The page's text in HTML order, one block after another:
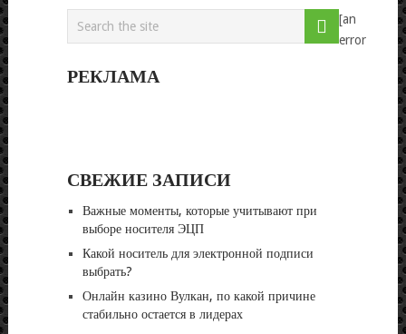
РЕКЛАМА
СВЕЖИЕ ЗАПИСИ
Важные моменты, которые учитывают при
выборе носителя ЭЦП
Какой носитель для электронной подписи
выбрать?
Онлайн казино Вулкан, по какой причине
стабильно остается в лидерах
[an
error